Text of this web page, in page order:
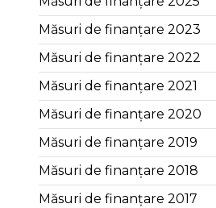
Măsuri de finanțare 2023
Măsuri de finanțare 2022
Măsuri de finanțare 2021
Măsuri de finanțare 2020
Măsuri de finanțare 2019
Măsuri de finanțare 2018
Măsuri de finanțare 2017